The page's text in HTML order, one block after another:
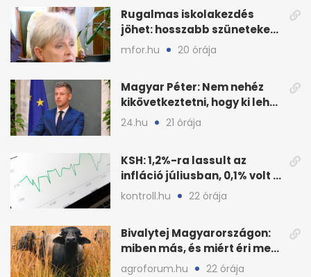
Rugalmas iskolakezdés
jöhet: hosszabb szüneteket
javasolnak szeptembertől
mfor.hu 20 órája
Magyar Péter: Nem nehéz
kikövetkeztetni, hogy ki lehet
a három jelölt
24.hu 21 órája
KSH: 1,2%-ra lassult az
infláció júliusban, 0,1% volt a
havi áresés
kontroll.hu 22 órája
Bivalytej Magyarországon:
miben más, és miért éri meg
feldolgozni?
agroforum.hu 22 órája